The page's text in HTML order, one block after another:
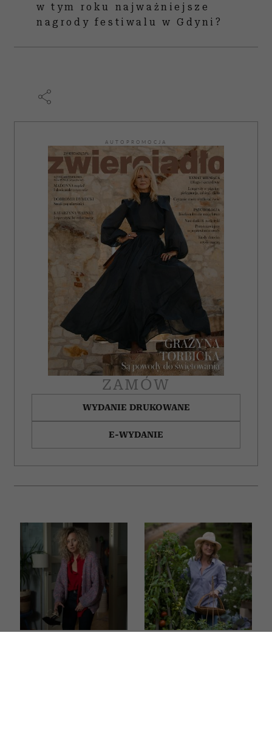
w tym roku najważniejsze
nagrody festiwalu w Gdyni?
AUTOPROMOCJA
ZAMÓW
WYDANIE DRUKOWANE
E-WYDANIE